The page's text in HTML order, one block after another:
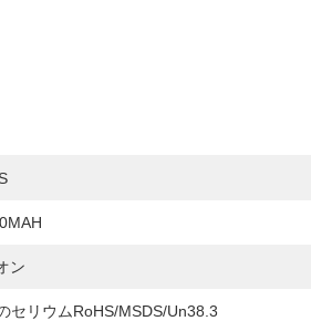
ン
セリウムRoHS/MSDS/Un38.3